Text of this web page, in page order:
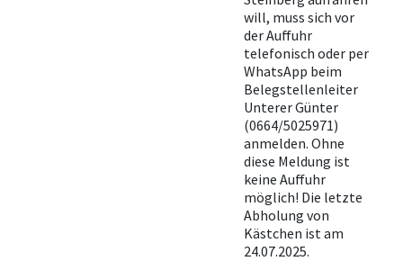
will, muss sich vor
der Auffuhr
telefonisch oder per
WhatsApp beim
Belegstellenleiter
Unterer Günter
(0664/5025971)
anmelden. Ohne
diese Meldung ist
keine Auffuhr
möglich! Die letzte
Abholung von
Kästchen ist am
24.07.2025.